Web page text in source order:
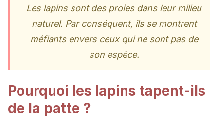
Les lapins sont des proies dans leur milieu
naturel. Par conséquent, ils se montrent
méfiants envers ceux qui ne sont pas de
son espèce.
Pourquoi les lapins tapent-ils
de la patte ?